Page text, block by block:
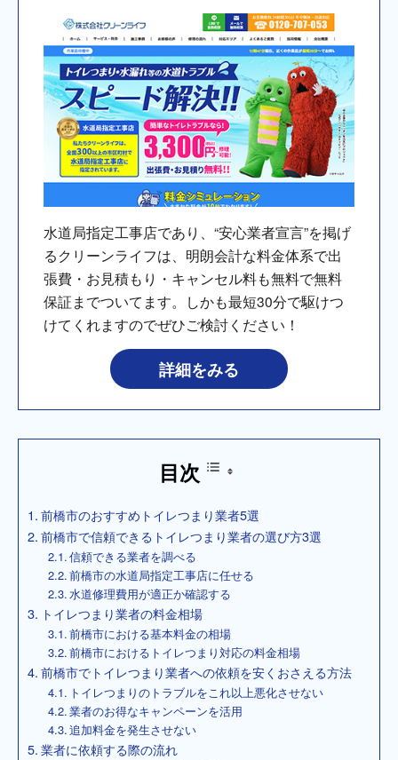
水道局指定工事店であり、“安心業者宣言”を掲げ
るクリーンライフは、明朗会計な料金体系で出
張費・お見積もり・キャンセル料も無料で無料
保証までついてます。しかも最短30分で駆けつ
けてくれますのでぜひご検討ください！
詳細をみる
目次
前橋市のおすすめトイレつまり業者5選
前橋市で信頼できるトイレつまり業者の選び方3選
信頼できる業者を調べる
前橋市の水道局指定工事店に任せる
水道修理費用が適正か確認する
トイレつまり業者の料金相場
前橋市における基本料金の相場
前橋市におけるトイレつまり対応の料金相場
前橋市でトイレつまり業者への依頼を安くおさえる方法
トイレつまりのトラブルをこれ以上悪化させない
業者のお得なキャンペーンを活用
追加料金を発生させない
業者に依頼する際の流れ